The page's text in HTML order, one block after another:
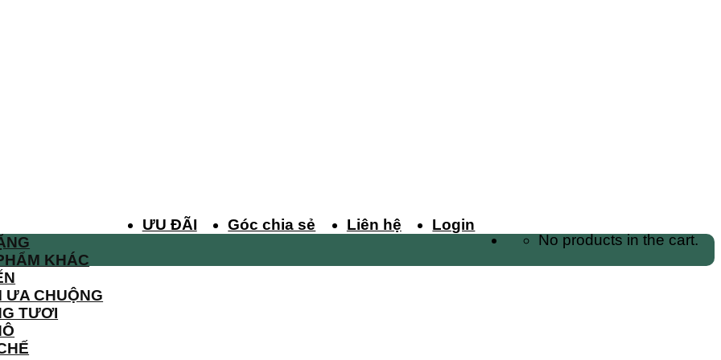
KHÁC
ƯA CHUỘNG
TƯƠI
ƯU ĐÃI Góc chia sẻ Liên hệ
Login
No products in the cart.